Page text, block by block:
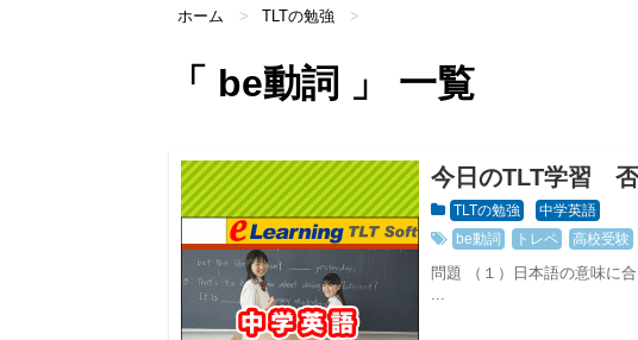
ホーム > TLTの勉強 >
「 be動詞 」 一覧
今日のTLT学習 否
TLTの勉強
中学英語
be動詞
トレペ 高校受験
問題 （１）日本語の意味に